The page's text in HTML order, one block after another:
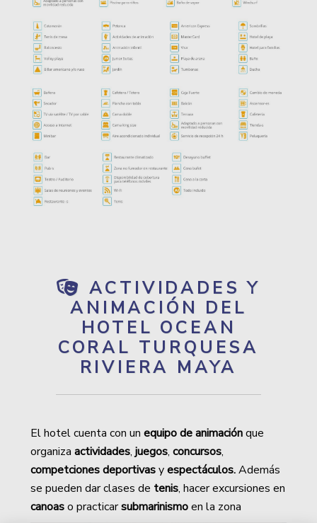
ACTIVIDADES Y
ANIMACIÓN DEL
HOTEL OCEAN
CORAL TURQUESA
RIVIERA MAYA
El hotel cuenta con un equipo de animaciónque
organiza actividades, juegos, concursos,
competciones deportivasyespectáculos.Además
se pueden dar clases de tenis, hacer excursiones en
canoaso practicarsubmarinismoen la zona